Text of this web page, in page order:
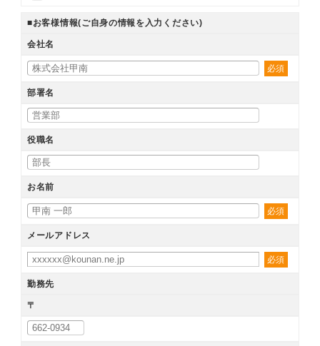
■お客様情報(ご自身の情報を入力ください)
会社名
必須
部署名
役職名
お名前
必須
メールアドレス
必須
勤務先
〒